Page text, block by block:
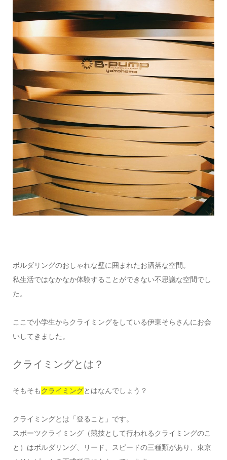
ボルダリングのおしゃれな壁に囲まれたお洒落な空間。
私生活ではなかなか体験することができない不思議な空間でし
た。
ここで小学生からクライミングをしている伊東そらさんにお会
いしてきました。
クライミングとは？
そもそもクライミングとはなんでしょう？
クライミングとは「登ること」です。
スポーツクライミング（競技として行われるクライミングのこ
と）はボルダリング、リード、スピードの三種類があり、東京